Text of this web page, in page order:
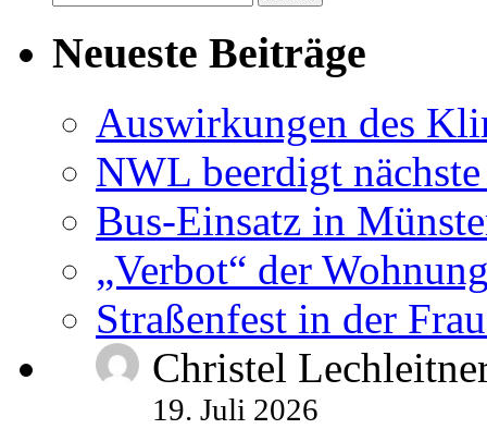
nach:
Neueste Beiträge
Auswirkungen des
NWL beerdigt
Bus-Einsatz in
„Verbot“ der
Straßenfest in der
Christel
19. Juli 2026